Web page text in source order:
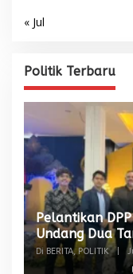
« Jul
Politik Terbaru
Pelantikan DPP
Undang Dua
dan Malaysia
Di BERITA, POLITIK